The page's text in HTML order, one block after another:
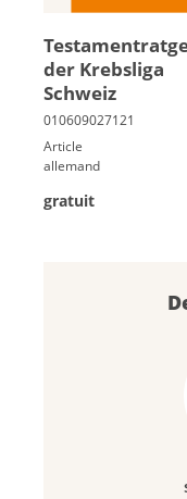
der Krebs­li­ga
Schweiz
Article
allemand
gratuit